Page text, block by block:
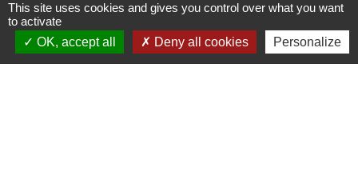
This site uses cookies and gives you control over what you want
to activate
OK, accept all
Deny all cookies Personalize